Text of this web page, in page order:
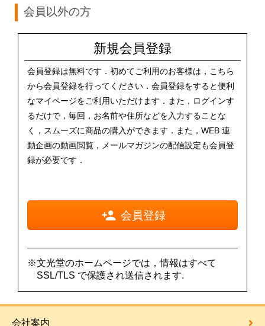
会員以外の方
新規会員登録
会員登録は無料です．初めてご利用のお客様は，こちら
から会員登録を行ってください．会員登録をすると便利
なマイページをご利用いただけます．また，ログインす
るだけで，毎回，お名前や住所などを入力することな
く，スムーズに商品の購入ができます．また，WEB 連
動企画の動画閲覧，メールマガジンの配信設定も会員登
録が必要です．
会員登録
※文光堂のホームページでは，情報はすべて
SSL/TLS で保護され送信されます.
会社案内